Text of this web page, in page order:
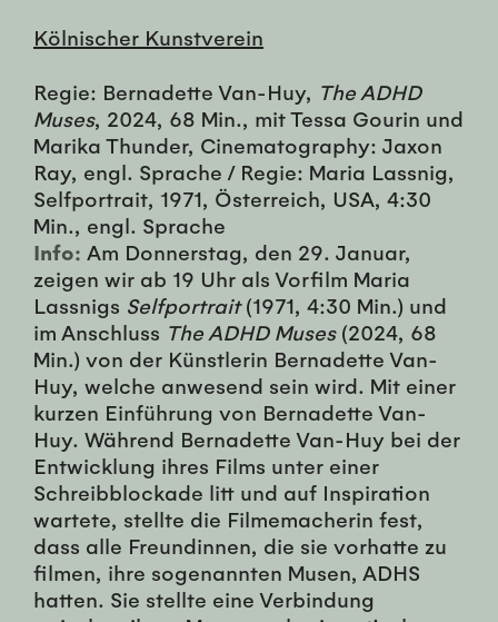
Kölnischer Kunstverein
Regie: Bernadette Van-Huy, The ADHD
Muses, 2024, 68 Min., mit Tessa Gourin und
Marika Thunder, Cinematography: Jaxon
Ray, engl. Sprache / Regie: Maria Lassnig,
Selfportrait, 1971, Österreich, USA, 4:30
Min., engl. Sprache
Info: Am Donnerstag, den 29. Januar,
zeigen wir ab 19 Uhr als Vorfilm Maria
Lassnigs Selfportrait(1971, 4:30 Min.) und
im Anschluss The ADHD Muses (2024, 68
Min.) von der Künstlerin Bernadette Van-
Huy, welche anwesend sein wird. Mit einer
kurzen Einführung von Bernadette Van-
Huy. Während Bernadette Van-Huy bei der
Entwicklung ihres Films unter einer
Schreibblockade litt und auf Inspiration
wartete, stellte die Filmemacherin fest,
dass alle Freundinnen, die sie vorhatte zu
filmen, ihre sogenannten Musen, ADHS
hatten. Sie stellte eine Verbindung